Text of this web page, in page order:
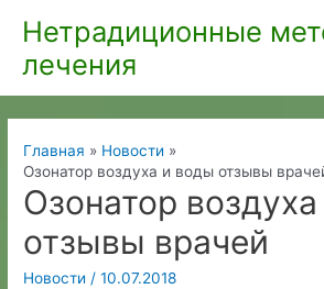
содержимому
Нетрадиционные
лечения
Главная
Новости
Озонатор воздуха и воды отзывы
Озонатор
отзывы врачей
Новости /10.07.2018